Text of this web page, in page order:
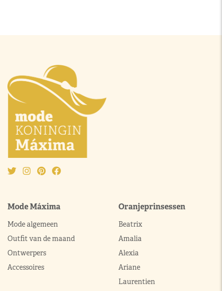
Mode Máxima
Mode algemeen
Outfit van de maand
Ontwerpers
Accessoires
Oranjeprinsessen
Beatrix
Amalia
Alexia
Ariane
Laurentien